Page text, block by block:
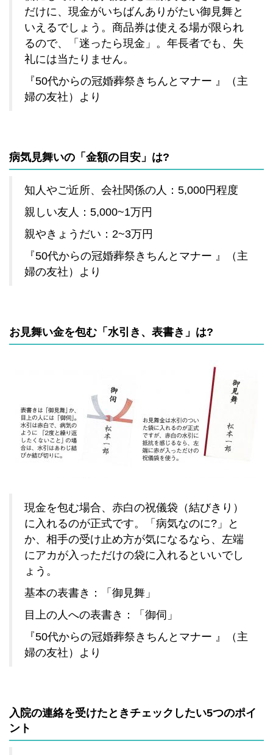
だけに、現金がいちばんありがたい御見舞と
いえるでしょう。商品券は使える場が限られ
るので、「迷ったら現金」。年長者でも、失
礼には当たりません。
『50代からの冠婚葬祭きちんとマナー 』（主
婦の友社）より
病気見舞いの「金額の目安」は?
知人やご近所、会社関係の人：5,000円程度
親しい友人：5,000~1万円
親やきょうだい：2~3万円
『50代からの冠婚葬祭きちんとマナー 』（主
婦の友社）より
お見舞い金を包む「水引き、表書き」は?
現金を包む場合、赤白の祝儀袋（結びきり）
に入れるのが正式です。「病気なのに?」と
か、相手の受け止め方が気になるなら、左端
にアカが入っただけの袋に入れるといいでし
ょう。
基本の表書き：「御見舞」
目上の人への表書き：「御伺」
『50代からの冠婚葬祭きちんとマナー 』（主
婦の友社）より
入院の連絡を受けたときチェックしたい5つのポイ
ント